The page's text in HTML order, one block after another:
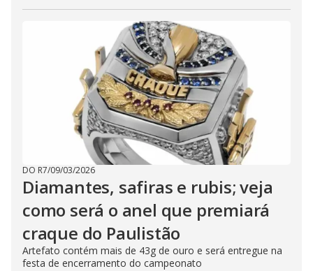
DO R7/09/03/2026
Diamantes, safiras e rubis; veja
como será o anel que premiará
craque do Paulistão
Artefato contém mais de 43g de ouro e será entregue na
festa de encerramento do campeonato